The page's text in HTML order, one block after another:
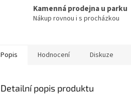
Kamenná prodejna u parku
Nákup rovnou i s procházkou
Popis Hodnocení Diskuze
Detailní popis produktu